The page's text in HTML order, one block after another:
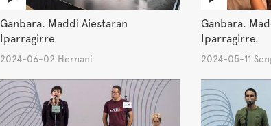
Ganbara. Maddi Aiestaran
Iparragirre
2024-06-02 Hernani
Ganbara.
Iparragirre.
2024-05-11